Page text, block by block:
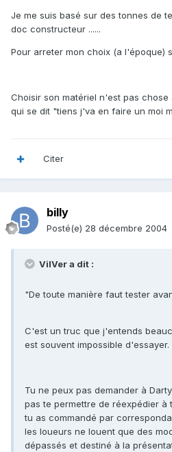
Je me suis basé sur des tonnes de
doc constructeur ......
Pour arreter mon choix (a l'époque)
Choisir son matériel n'est pas
qui se dit "tiens j'va en faire un moi
Citer
billy
Posté(e) 28 décembre 2004
VilVer a dit :
"De toute manière faut tester
C'est un truc que j'entends
est souvent impossible d'essayer.
Tu ne peux pas demander à
pas te permettre de réexpédier à
tu as commandé par
les loueurs ne louent que des
dépassés et destiné à la